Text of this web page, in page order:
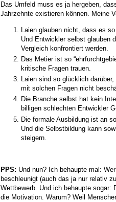
Das Umfeld muss es ja hergeben,
Jahrzehnte existieren können. Meine
Laien glauben nicht, dass es
Und Entwickler selbst glauben
Vergleich konfrontiert werden.
Das Metier ist so
kritische Fragen trauen.
Laien sind so glücklich
mit solchen Fragen nicht
Die Branche selbst hat kein
billigen schlechten Entwickler
Die formale Ausbildung ist an
Und die Selbstbildung kann
steigern.
PPS: Und nun? Ich behaupte mal:
beschleunigt (auch das ja nur relativ
Wettbewerb. Und ich behaupte sogar:
die Motivation. Warum? Weil